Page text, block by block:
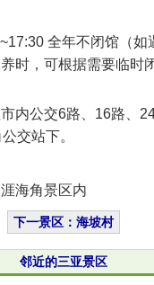
全年不闭馆（如
时，可根据需要临时
公交6路、16路、
交站下。
海角景区内
下一景区：海坡村
邻近的三亚景区